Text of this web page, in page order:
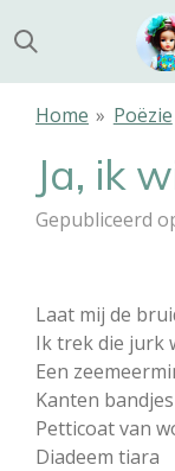
direct
naar
Home » Poëzie
Ja, ik
Gepubliceerd
Laat mij de
Ik trek die jurk
Een
Kanten
Petticoat van
Diadeem tiara